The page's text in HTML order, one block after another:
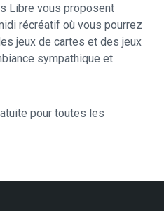
Libre vous proposent
récréatif où vous pourrez
jeux de cartes et des jeux
sympathique et
pour toutes les